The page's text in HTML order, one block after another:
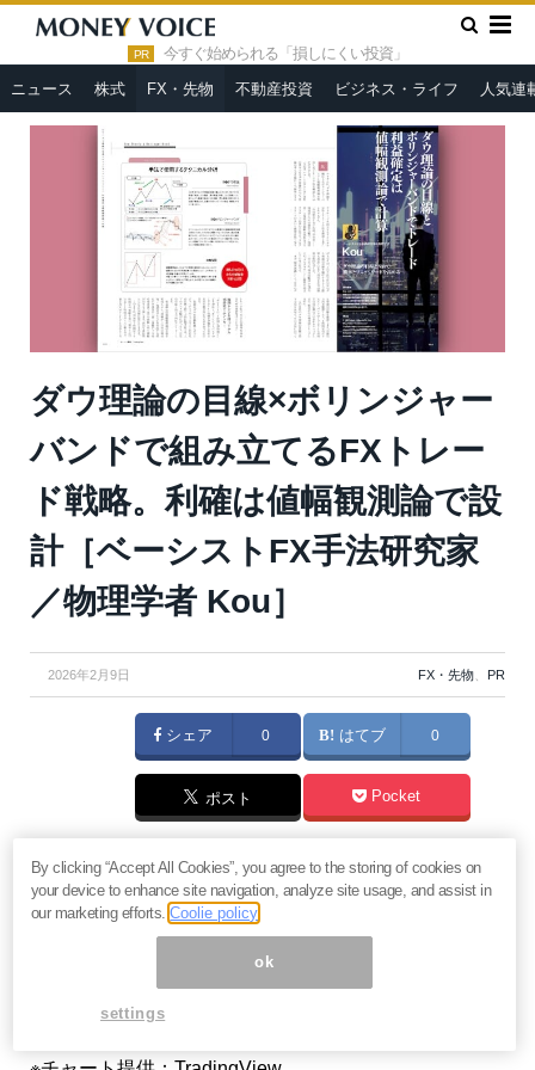
PR 今すぐ始められる「損しにくい投資」
ニュース 株式 FX・先物 不動産投資 ビジネス・ライフ 人気連
HOME » FX・先物 »
ダウ理論の目線×ボリンジャーバンドで組
み立てるFXトレード戦略。利確は値幅観測論で設計［ベーシストFX
ダウ理論の目線×ボリンジャー
バンドで組み立てるFXトレー
ド戦略。利確は値幅観測論で設
計［ベーシストFX手法研究家
／物理学者 Kou］
2026年2月9日 FX・先物、 PR
シェア 0 はてブ 0
ポスト Pocket
※この記事はアフィリエイト広告を利用しています
ベーシストFX手法研究家であり物理学者でもあるKou
ついて詳しく解説していただきました。
By clicking “Accept All Cookies”, you agree to the storing of cookies on
your device to enhance site navigation, analyze site usage, and assist in
our marketing efforts.Coolie policy
ok
settings